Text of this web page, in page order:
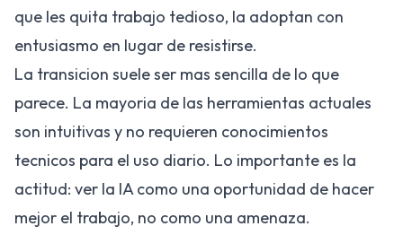
que les quita trabajo tedioso, la adoptan con
entusiasmo en lugar de resistirse.
La transicion suele ser mas sencilla de lo que
parece. La mayoria de las herramientas actuales
son intuitivas y no requieren conocimientos
tecnicos para el uso diario. Lo importante es la
actitud: ver la IA como una oportunidad de hacer
mejor el trabajo, no como una amenaza.